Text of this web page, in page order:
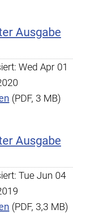
Ausgabe
Wed Apr 01
(PDF, 3 MB)
Ausgabe
Tue Jun 04
(PDF, 3,3 MB)